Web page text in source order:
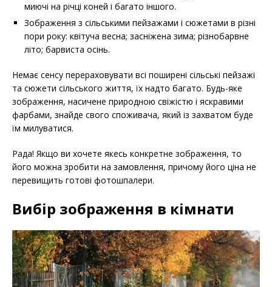
миючі на річці коней і багато іншого.
Зображення з сільськими пейзажами і сюжетами в різні
пори року: квітуча весна; засніжена зима; різнобарвне
літо; барвиста осінь.
Немає сенсу перераховувати всі поширені сільські пейзажі
та сюжети сільського життя, їх надто багато. Будь-яке
зображення, насичене природною свіжістю і яскравими
фарбами, знайде свого споживача, який із захватом буде
їм милуватися.
Рада! Якщо ви хочете якесь конкретне зображення, то
його можна зробити на замовлення, причому його ціна не
перевищить готові фотошпалери.
Вибір зображення в кімнати